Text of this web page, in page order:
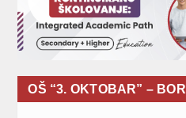
OŠ “3. OKTOBAR” – BOR